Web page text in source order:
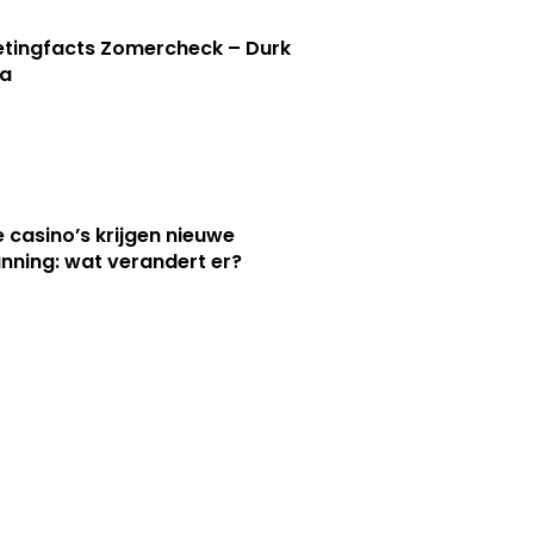
Zomercheck – Durk
casino’s krijgen nieuwe
wat verandert er?